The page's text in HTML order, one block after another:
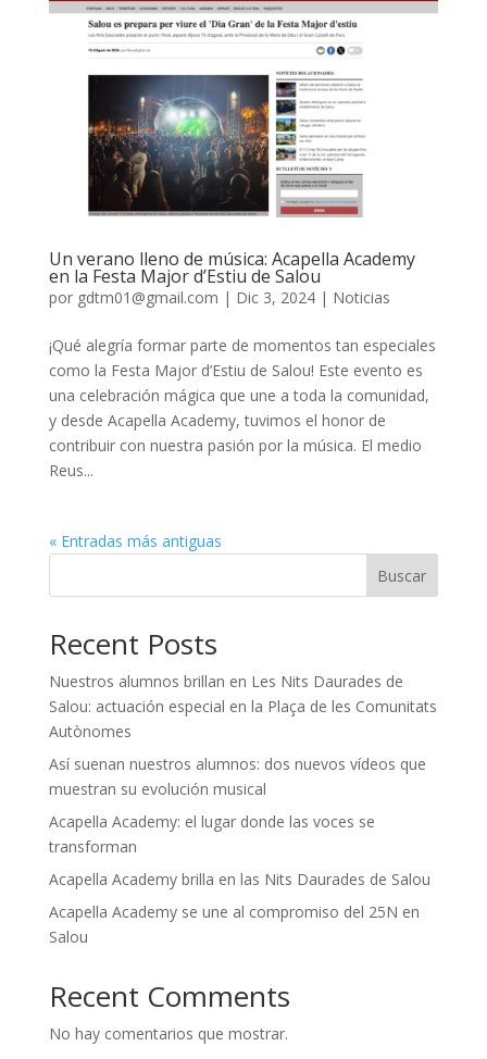
Un verano lleno de música: Acapella Academy
en la Festa Major d’Estiu de Salou
por gdtm01@gmail.com | Dic 3, 2024| Noticias
¡Qué alegría formar parte de momentos tan especiales
como la Festa Major d’Estiu de Salou! Este evento es
una celebración mágica que une a toda la comunidad,
y desde Acapella Academy, tuvimos el honor de
contribuir con nuestra pasión por la música. El medio
Reus...
« Entradas más antiguas
Buscar
Recent Posts
Nuestros alumnos brillan en Les Nits Daurades de
Salou: actuación especial en la Plaça de les Comunitats
Autònomes
Así suenan nuestros alumnos: dos nuevos vídeos que
muestran su evolución musical
Acapella Academy: el lugar donde las voces se
transforman
Acapella Academy brilla en las Nits Daurades de Salou
Acapella Academy se une al compromiso del 25N en
Salou
Recent Comments
No hay comentarios que mostrar.